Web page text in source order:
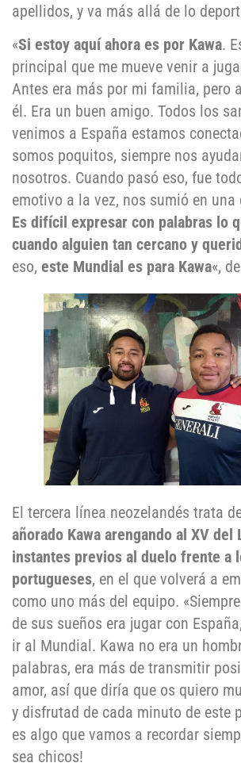
apellidos, y va más allá de lo
«Si estoy aquí ahora es por Kawa.
principal que me mueve venir a
Antes era más por mi familia, pero
él. Era un buen amigo. Todos los
venimos a España estamos
somos poquitos, siempre nos
nosotros. Cuando pasó eso, fue
emotivo a la vez, nos sumió en
Es difícil expresar con palabras lo
cuando alguien tan cercano y
eso, este Mundial es para Kawa«,
El tercera línea neozelandés trata
añorado Kawa arengando al XV del
instantes previos al duelo frente a
portugueses, en el que volverá a
como uno más del equipo.
de sus sueños era jugar con
ir al Mundial. Kawa no era un
palabras, era más de transmitir
amor, así que diría que os quiero
y disfrutad de cada minuto de este
es algo que vamos a recordar
sea chicos!